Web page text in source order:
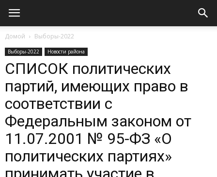
Домой Выборы-2022
Выборы-2022 Новости района
СПИСОК политических
партий, имеющих право в
соответствии с
Федеральным законом от
11.07.2001 № 95-ФЗ «О
политических партиях»